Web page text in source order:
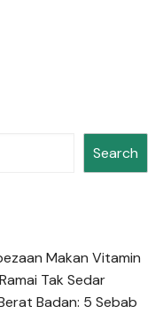
Search
Makan Vitamin
Tak Sedar
Badan: 5 Sebab